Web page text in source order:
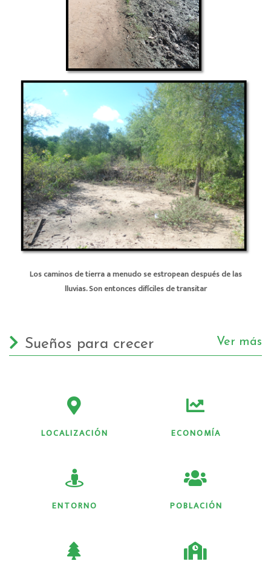
Los caminos de tierra a menudo se estropean después de las
lluvias. Son entonces difíciles de transitar
Sueños para crecer Ver más
LOCALIZACIÓN ECONOMÍA
ENTORNO POBLACIÓN